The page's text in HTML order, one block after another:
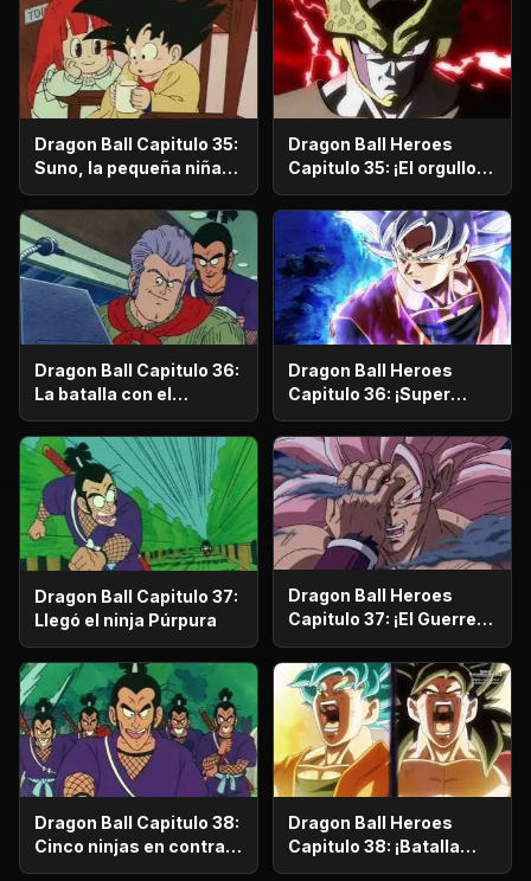
comienza!
Dragon Ball Capitulo 35:
Suno, la pequeña niña
de la aldea del norte
Dragon Ball Heroes
Capitulo 35: ¡El orgullo
de la raza guerrera! ¡El
despertar de Vegeta!
Dragon Ball Capitulo 36:
La batalla con el
sargento Metálico
Dragon Ball Heroes
Capitulo 36: ¡Super
Saiyajin Rosé contra el
Ultra Instinto! ¡Una gran
batalla que sacude el
planeta!
Dragon Ball Capitulo 37:
Llegó el ninja Púrpura
Dragon Ball Heroes
Capitulo 37: ¡El Guerrero
Black! ¡El siniestro plan
oscuro se revela!
Dragon Ball Capitulo 38:
Cinco ninjas en contra
de Goku
Dragon Ball Heroes
Capitulo 38: ¡Batalla
final en el Nuevo